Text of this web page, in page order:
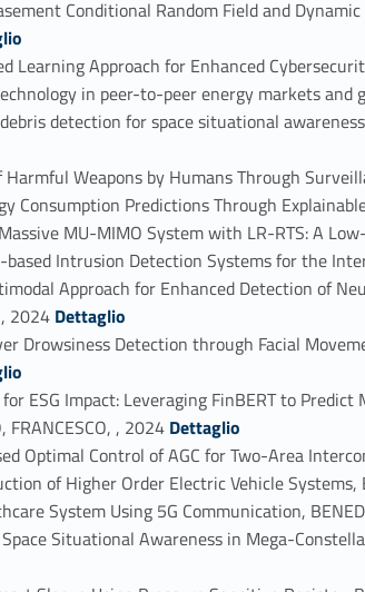
Conditional Random Field and
Learning Approach for Enhanced
in peer-to-peer energy markets and
detection for space situational
Weapons by Humans Through
Consumption Predictions Through
MU-MIMO System with LR-RTS: A
Intrusion Detection Systems for the
Approach for Enhanced Detection of
, 2024 Link identifier #identifier_person_81308-18
Dettaglio
Drowsiness Detection through Facial
ESG Impact: Leveraging FinBERT to
FRANCESCO, , 2024 Link identifier #identifier_person_68370-20
Dettaglio
Optimal Control of AGC for Two-Area
of Higher Order Electric Vehicle Systems,
System Using 5G Communication,
Situational Awareness in Mega-